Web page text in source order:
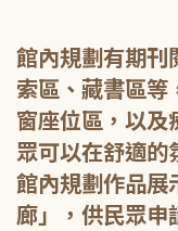
館內規劃有期刊
索區、藏書區等
窗座位區，以及
眾可以在舒適的
館內規劃作品
廊」，供民眾申